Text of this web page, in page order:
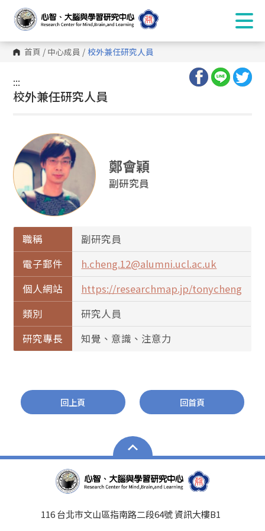
首頁 / 中心成員 / 校外兼任研究人員
:::
:::
校外兼任研究人員
鄭會穎
副研究員
職稱
副研究員
電子郵件
h.cheng.12@alumni.ucl.ac.uk
個人網站
https://researchmap.jp/tonycheng
類別
研究人員
研究專長
知覺、意識、注意力
回上頁 回首頁
116 台北市文山區指南路二段64號 資訊大樓B1